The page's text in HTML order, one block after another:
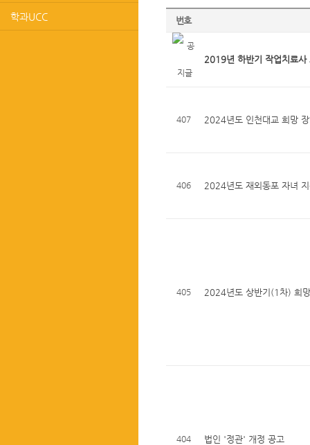
학과UCC 번호
2019년 하반기 작업치료사
407 2024년도 인천대교 희망
406 2024년도 재외동포 자녀
405 2024년도 상반기(1차) 희
404 법인 '정관' 개정 공고